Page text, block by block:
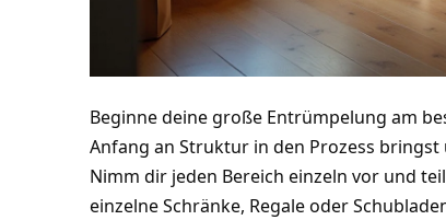
Beginne deine große Entrümpelung am
Anfang an Struktur in den Prozess
Nimm dir jeden Bereich einzeln vor und
einzelne Schränke, Regale oder